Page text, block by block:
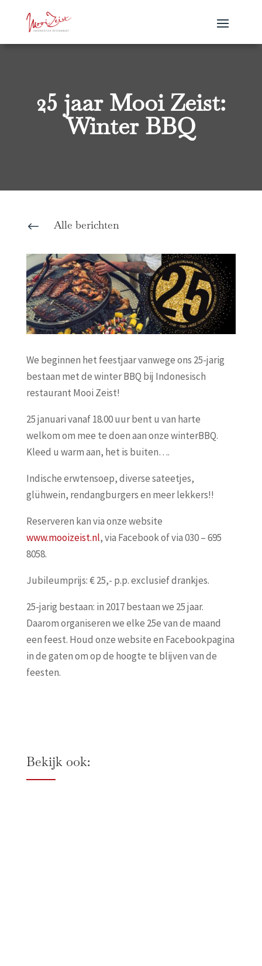
25 jaar Mooi Zeist:
Winter BBQ
# Alle berichten
We beginnen het feestjaar vanwege ons 25-jarig
bestaan met de winter BBQ bij Indonesisch
restaurant Mooi Zeist!
25 januari vanaf 18.00 uur bent u van harte
welkom om mee te doen aan onze winterBBQ.
Kleed u warm aan, het is buiten….
Indische erwtensoep, diverse sateetjes,
glühwein, rendangburgers en meer lekkers!!
Reserveren kan via onze website
www.mooizeist.nl, via Facebook of via 030 – 695
8058.
Jubileumprijs: € 25,- p.p. exclusief drankjes.
25-jarig bestaan: in 2017 bestaan we 25 jaar.
Daarom organiseren we elke 25e van de maand
een feest. Houd onze website en Facebookpagina
in de gaten om op de hoogte te blijven van de
feesten.
Bekijk ook: